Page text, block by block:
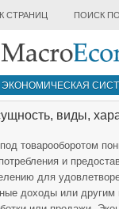
СТРАНИЦ ПОИСК
ЭКОНОМИЧЕСКАЯ
виды,
товарооборотом
и
для
доходы или другим